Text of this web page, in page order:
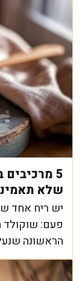
5
שלא
יש ריח אחד
פעם: שוקולד
הראשונה